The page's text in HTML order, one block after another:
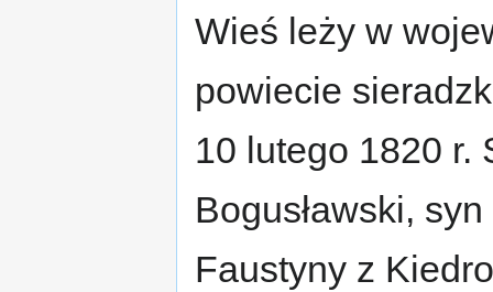
Wieś leży w
powiecie
10 lutego 1820 r.
Bogusławski,
Faustyny z